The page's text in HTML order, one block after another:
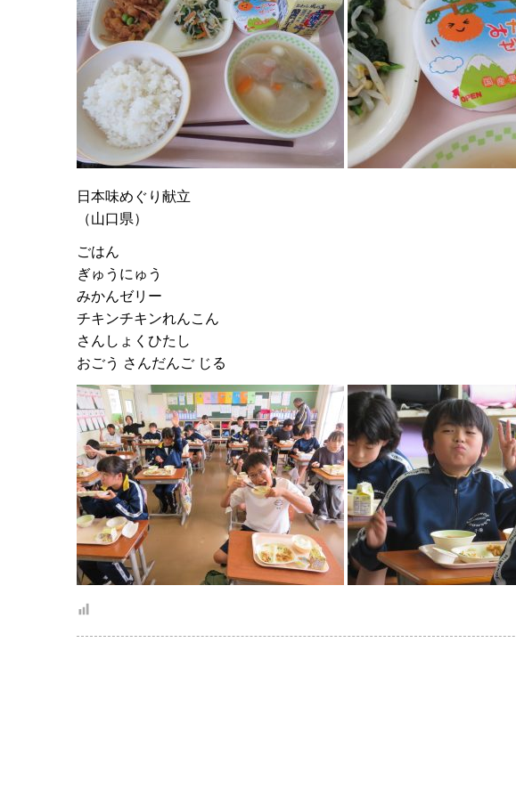
日本味めぐり献立
（山口県）
ごはん
ぎゅうにゅう
みかんゼリー
チキンチキンれんこん
さんしょくひたし
おごう さんだんご じる